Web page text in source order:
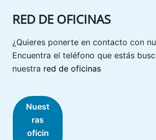
RED DE OFICINAS
¿Quieres ponerte en contacto con
Encuentra el teléfono que estás
nuestra red de oficinas
Nuest
ras
oficin